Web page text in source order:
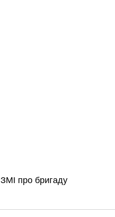
ЗМІ про бригаду